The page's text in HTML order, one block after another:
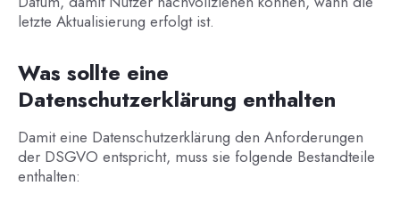
letzte Aktualisierung erfolgt ist.
Was sollte eine
Datenschutzerklärung enthalten
Damit eine Datenschutzerklärung den Anforderungen
der DSGVO entspricht, muss sie folgende Bestandteile
enthalten: